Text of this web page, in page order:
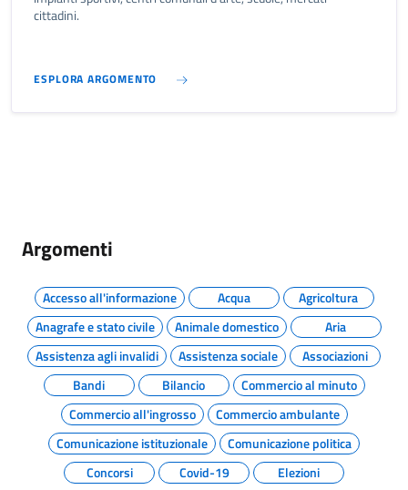
cittadini.
ESPLORA ARGOMENTO
Argomenti
Accesso all'informazione Acqua
Agricoltura
Anagrafe e stato civile
Animale domestico
Aria
Assistenza agli invalidi
Assistenza sociale
Associazioni
Bandi
Bilancio
Commercio al minuto
Commercio all'ingrosso
Commercio ambulante
Comunicazione istituzionale
Comunicazione politica
Concorsi
Covid-19 Elezioni